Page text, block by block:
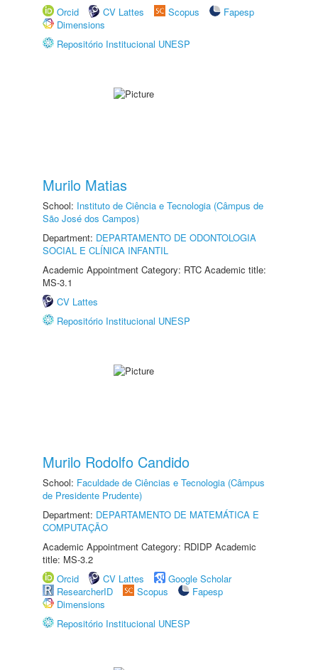
Orcid
CV Lattes Scopus
Fapesp
Dimensions
Repositório Institucional UNESP
Murilo Matias
School: Instituto de Ciência e Tecnologia (Câmpus de
São José dos Campos)
Department: DEPARTAMENTO DE ODONTOLOGIA
SOCIAL E CLÍNICA INFANTIL
Academic Appointment Category: RTC Academic title:
MS-3.1
CV Lattes
Repositório Institucional UNESP
Murilo Rodolfo Candido
School: Faculdade de Ciências e Tecnologia (Câmpus
de Presidente Prudente)
Department: DEPARTAMENTO DE MATEMÁTICA E
COMPUTAÇÃO
Academic Appointment Category: RDIDP Academic
title: MS-3.2
Orcid
CV Lattes
Google Scholar
ResearcherID
Scopus
Fapesp
Dimensions
Repositório Institucional UNESP